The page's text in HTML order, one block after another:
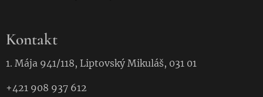
Kontakt
1. Mája 941/118, Liptovský Mikuláš, 031 01
+421 908 937 612